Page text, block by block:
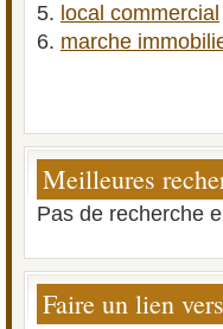
local commercial
marche
Meilleures
Pas de recherche
Faire un lien